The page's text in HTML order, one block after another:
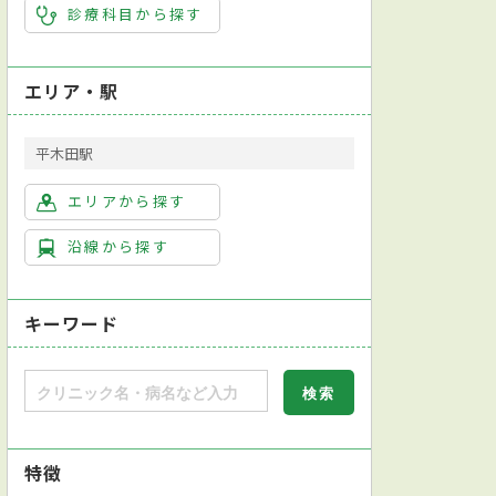
診療科目から探す
エリア・駅
平木田駅
エリアから探す
沿線から探す
キーワード
特徴